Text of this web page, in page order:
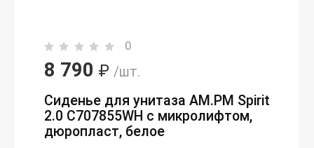
0
8 790 ₽ /шт.
Сиденье для унитаза AM.PM Spirit
2.0 C707855WH с микролифтом,
дюропласт, белое